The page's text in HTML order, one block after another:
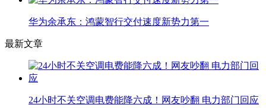
华为余承东：鸿蒙智行交付速度新势力第一
最新文章
24小时不关空调电费能降六成！网友吵翻 电力部门回应